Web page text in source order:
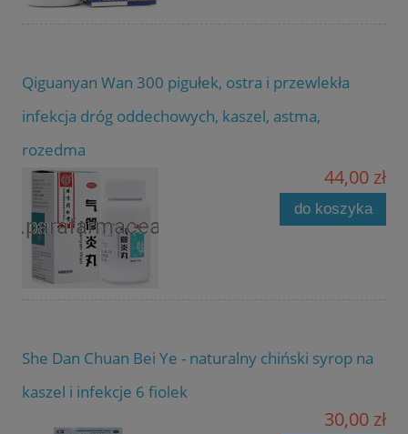
Qiguanyan Wan 300 pigułek, ostra i przewlekła
infekcja dróg oddechowych, kaszel, astma,
rozedma
44,00 zł
do koszyka
She Dan Chuan Bei Ye - naturalny chiński syrop na
kaszel i infekcje 6 fiolek
30,00 zł